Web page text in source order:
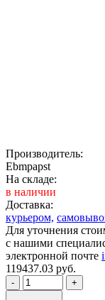
Производитель:
Ebmpapst
На складе:
в наличии
Доставка:
курьером,
Для уточнения
с нашими
электронной почте
119437.03 руб.
- +